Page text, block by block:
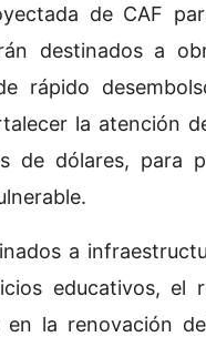
de CAF
destinados a
rápido
la atención
de dólares, para
a
educativos, el
en la renovación